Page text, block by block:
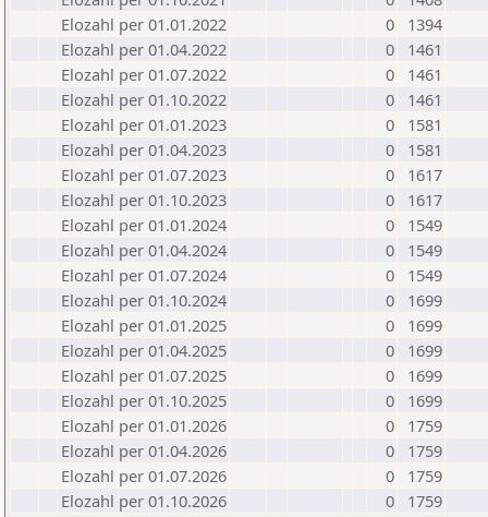
Elozahl per 01.01.2022
0
1394
Elozahl per 01.04.2022
0
1461
Elozahl per 01.07.2022
0
1461
Elozahl per 01.10.2022
0
1461
Elozahl per 01.01.2023
0
1581
Elozahl per 01.04.2023
0
1581
Elozahl per 01.07.2023
0
1617
Elozahl per 01.10.2023
0
1617
Elozahl per 01.01.2024
0
1549
Elozahl per 01.04.2024
0
1549
Elozahl per 01.07.2024
0
1549
Elozahl per 01.10.2024
0
1699
Elozahl per 01.01.2025
0
1699
Elozahl per 01.04.2025
0
1699
Elozahl per 01.07.2025
0
1699
Elozahl per 01.10.2025
0
1699
Elozahl per 01.01.2026
0
1759
Elozahl per 01.04.2026
0
1759
Elozahl per 01.07.2026
0
1759
Elozahl per 01.10.2026
0 1759